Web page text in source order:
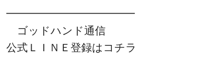
━━━━━━━━━━━━
ゴッドハンド通信
公式ＬＩＮＥ登録はコチラ